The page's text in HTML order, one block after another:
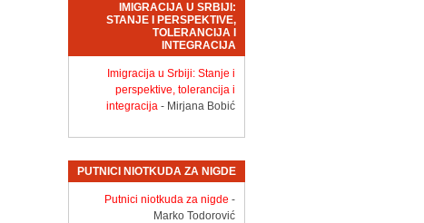
IMIGRACIJA U SRBIJI:
STANJE I PERSPEKTIVE,
TOLERANCIJA I
INTEGRACIJA
Imigracija u Srbiji: Stanje i
perspektive, tolerancija i
integracija - Mirjana Bobić
PUTNICI NIOTKUDA ZA NIGDE
Putnici niotkuda za nigde -
Marko Todorović